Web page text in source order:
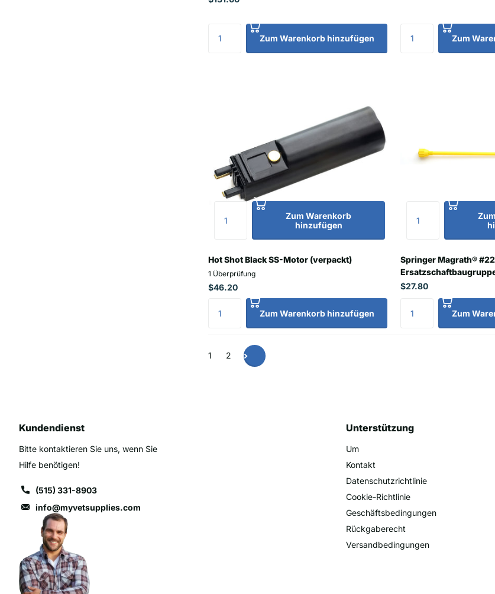
Zum Warenkorb hinzufügen Zum
Zum Warenkorb
hinzufügen
Hot Shot Black SS-Motor (verpackt)
1 Überprüfung
$46.20
Zum Warenkorb hinzufügen
Springer Magrath® #22
$27.80
Zum
1 2
Kundendienst
Bitte kontaktieren Sie uns, wenn Sie
Hilfe benötigen!
(515) 331-8903
info@myvetsupplies.com
Unterstützung
Um
Kontakt
Datenschutzrichtlinie
Cookie-Richtlinie
Geschäftsbedingungen
Rückgaberecht
Versandbedingungen